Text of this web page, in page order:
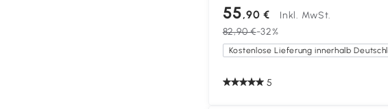
Wohnzimmer und Schlafzimmer,
230x160 cm, Braun
55,90 €
Inkl. MwSt.
82,90 €-32%
5